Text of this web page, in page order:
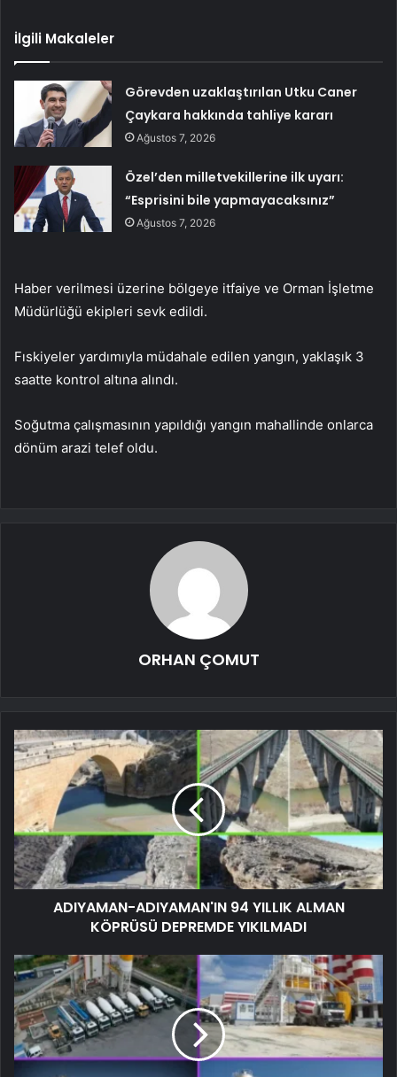
İlgili Makaleler
Görevden uzaklaştırılan Utku Caner
Çaykara hakkında tahliye kararı
Ağustos 7, 2026
Özel’den milletvekillerine ilk uyarı:
“Esprisini bile yapmayacaksınız”
Ağustos 7, 2026
Haber verilmesi üzerine bölgeye itfaiye ve Orman İşletme
Müdürlüğü ekipleri sevk edildi.
Fıskiyeler yardımıyla müdahale edilen yangın, yaklaşık 3
saatte kontrol altına alındı.
Soğutma çalışmasının yapıldığı yangın mahallinde onlarca
dönüm arazi telef oldu.
ORHAN ÇOMUT
ADIYAMAN-ADIYAMAN'IN 94 YILLIK ALMAN
KÖPRÜSÜ DEPREMDE YIKILMADI